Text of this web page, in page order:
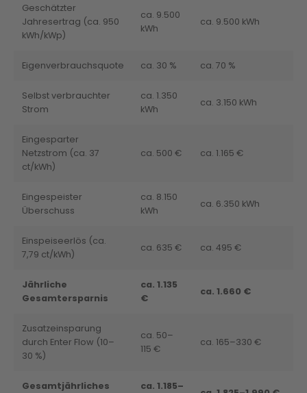
Geschätzter
Jahresertrag (ca. 950
kWh/kWp)
ca. 9.500
kWh
ca. 9.500 kWh
Eigenverbrauchsquote ca. 30 % ca. 70 %
Selbst verbrauchter
Strom
ca. 1.350
kWh
ca. 3.150 kWh
Eingesparter
Netzstrom (ca. 37
ct/kWh)
ca. 500 € ca. 1.165 €
Eingespeister
Überschuss
ca. 8.150
kWh
ca. 6.350 kWh
Einspeiseerlös (ca.
7,79 ct/kWh)
ca. 635 € ca. 495 €
Jährliche
Gesamtersparnis
ca. 1.135
€
ca. 1.660 €
Zusatzeinsparung
durch Enter Flow (10–
30 %)
ca. 50–
115 €
ca. 165–330 €
Gesamtjährliches ca. 1.185–